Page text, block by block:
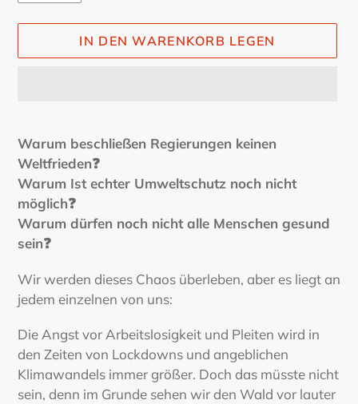
IN DEN WARENKORB LEGEN
wird
zum
Warenkorb
hinzugefügt
Warum beschließen Regierungen keinen
Weltfrieden❓
Warum Ist echter Umweltschutz noch nicht
möglich❓
Warum dürfen noch nicht alle Menschen gesund
sein❓
Wir werden dieses Chaos überleben, aber es liegt an
jedem einzelnen von uns:
Die Angst vor Arbeitslosigkeit und Pleiten wird in
den Zeiten von Lockdowns und angeblichen
Klimawandels immer größer. Doch das müsste nicht
sein, denn im Grunde sehen wir den Wald vor lauter